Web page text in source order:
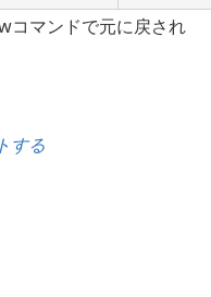
コマンドで元に戻され
する